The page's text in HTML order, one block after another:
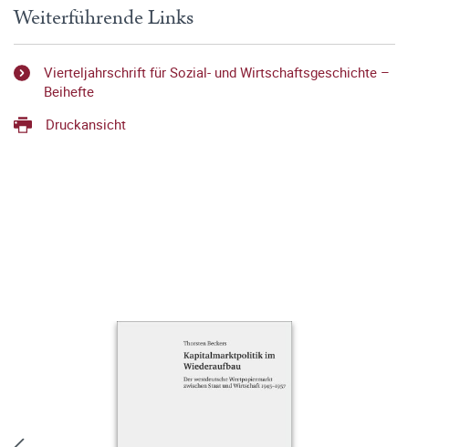
Weiterführende Links
Vierteljahrschrift für Sozial- und Wirtschaftsgeschichte –
Beihefte
Druckansicht